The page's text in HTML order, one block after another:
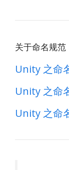
关于命名规范
Unity 之命
Unity 之命
Unity 之命